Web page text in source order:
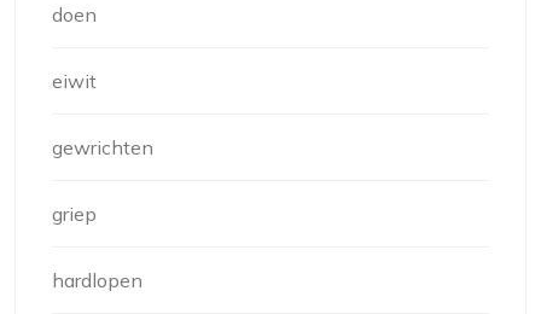
doen
eiwit
gewrichten
griep
hardlopen